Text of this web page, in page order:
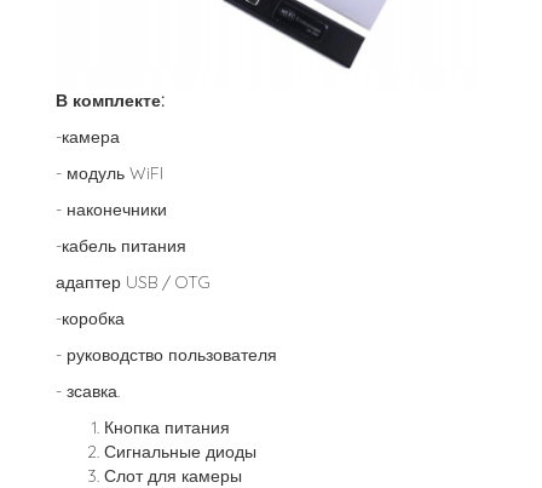
В комплекте:
-камера
- модуль WiFI
- наконечники
-кабель питания
адаптер USB / OTG
-коробка
- руководство пользователя
- зсавка.
Кнопка питания
Сигнальные диоды
Слот для камеры